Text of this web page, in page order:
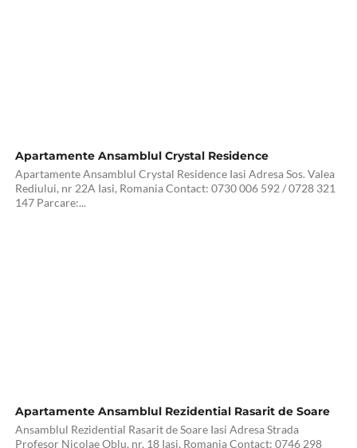
Apartamente Ansamblul Crystal Residence
Apartamente Ansamblul Crystal Residence Iasi Adresa Sos. Valea
Rediului, nr 22A Iasi, Romania Contact: 0730 006 592 / 0728 321
147 Parcare:...
Apartamente Ansamblul Rezidential Rasarit de Soare
Ansamblul Rezidential Rasarit de Soare Iasi Adresa Strada
Profesor Nicolae Oblu, nr. 18 Iasi, Romania Contact: 0746 298